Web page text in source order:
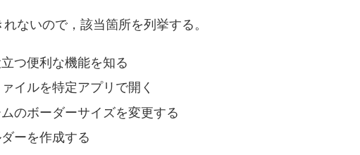
ないので，該当箇所を列挙する。
つ便利な機能を知る
イルを特定アプリで開く
のボーダーサイズを変更する
ーを作成する